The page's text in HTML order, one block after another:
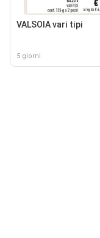
VALSOIA vari tipi
5 giorni